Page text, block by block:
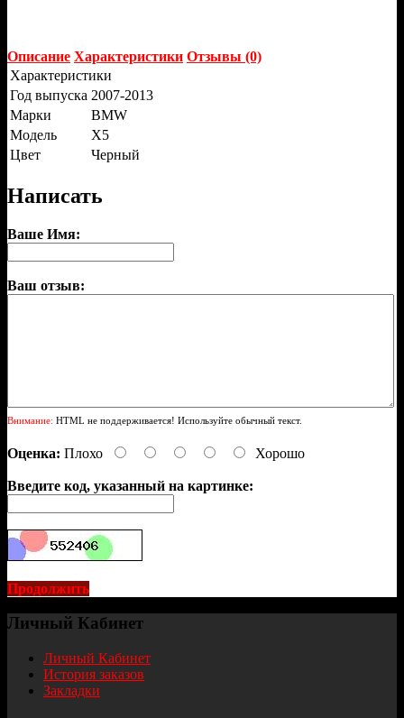
Описание Характеристики Отзывы (0)
Характеристики
Год выпуска 2007-2013
Марки
BMW
Модель
X5
Цвет
Черный
Написать
Ваше Имя:
Ваш отзыв:
Внимание: HTML не поддерживается! Используйте обычный текст.
Оценка: Плохо Хорошо
Введите код, указанный на картинке:
Продолжить
Личный Кабинет
Личный Кабинет
История заказов
Закладки